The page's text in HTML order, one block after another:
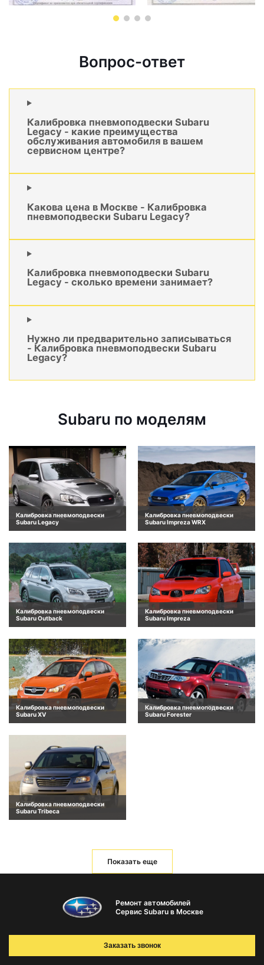
Вопрос-ответ
Калибровка пневмоподвески Subaru
Legacy - какие преимущества
обслуживания автомобиля в вашем
сервисном центре?
Какова цена в Москве - Калибровка
пневмоподвески Subaru Legacy?
Калибровка пневмоподвески Subaru
Legacy - сколько времени занимает?
Нужно ли предварительно записываться
- Калибровка пневмоподвески Subaru
Legacy?
Subaru по моделям
Калибровка пневмоподвески
Subaru Legacy
Калибровка пневмоподвески
Subaru Impreza WRX
Калибровка пневмоподвески
Subaru Outback
Калибровка пневмоподвески
Subaru Impreza
Калибровка пневмоподвески
Subaru XV
Калибровка пневмоподвески
Subaru Forester
Калибровка пневмоподвески
Subaru Tribeca
Показать еще
Ремонт автомобилей
Сервис Subaru в Москве
Заказать звонок